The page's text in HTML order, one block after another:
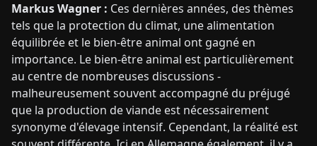
Markus Wagner : Ces dernières années, des thèmes
tels que la protection du climat, une alimentation
équilibrée et le bien-être animal ont gagné en
importance. Le bien-être animal est particulièrement
au centre de nombreuses discussions -
malheureusement souvent accompagné du préjugé
que la production de viande est nécessairement
synonyme d'élevage intensif. Cependant, la réalité est